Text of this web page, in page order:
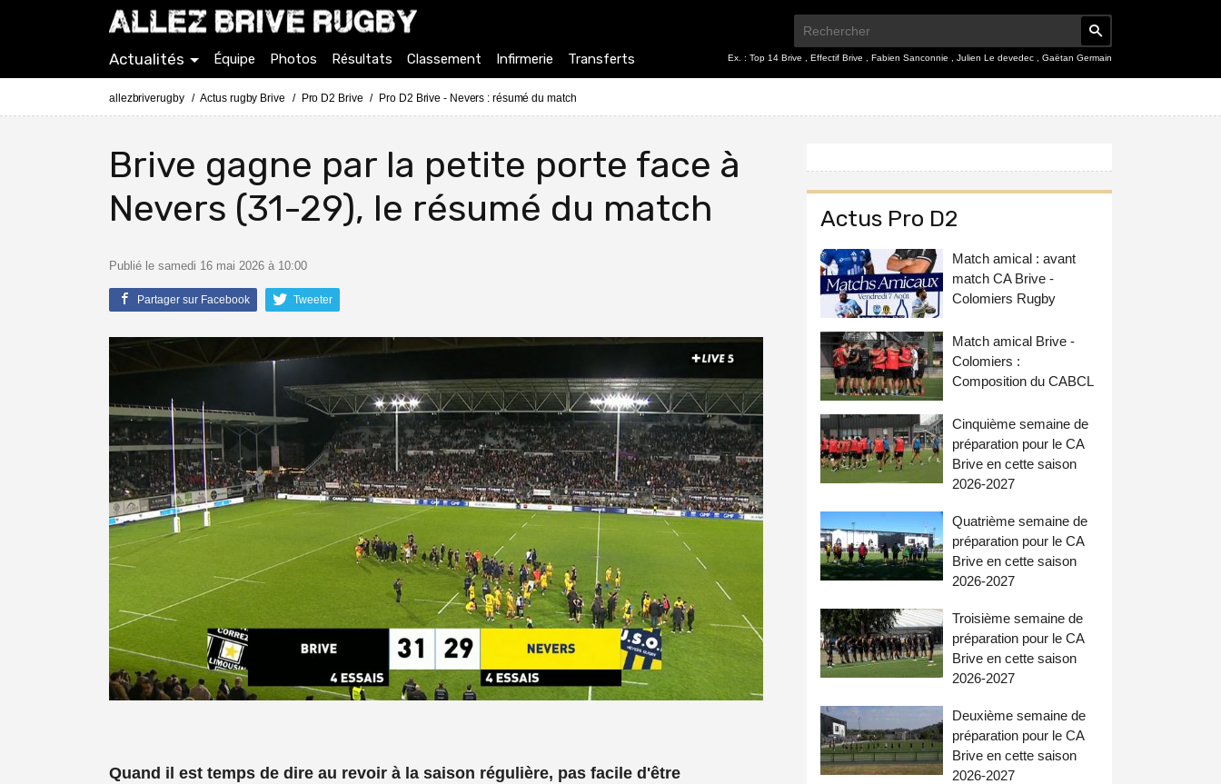
Ex. : Top 14 Brive Effectif Brive Fabien Sanconnie Julien Le devedec Gaëtan Germain
Actualités Équipe Photos Résultats Classement Infirmerie Transferts
allezbriverugby Actus rugby Brive Pro D2 Brive Pro D2 Brive - Nevers : résumé du match
Brive gagne par la petite porte face à
Nevers (31-29), le résumé du match
Publié le samedi 16 mai 2026 à 10:00
Partager sur Facebook Tweeter
Quand il est temps de dire au revoir à la saison régulière, pas facile d'être
Actus Pro D2
Match amical : avant
match CA Brive -
Colomiers Rugby
Match amical Brive -
Colomiers :
Composition du CABCL
Cinquième semaine de
préparation pour le CA
Brive en cette saison
2026-2027
Quatrième semaine de
préparation pour le CA
Brive en cette saison
2026-2027
Troisième semaine de
préparation pour le CA
Brive en cette saison
2026-2027
Deuxième semaine de
préparation pour le CA
Brive en cette saison
2026-2027